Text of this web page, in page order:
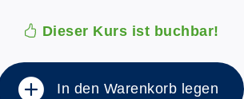
Dieser Kurs ist buchbar!
In den Warenkorb legen